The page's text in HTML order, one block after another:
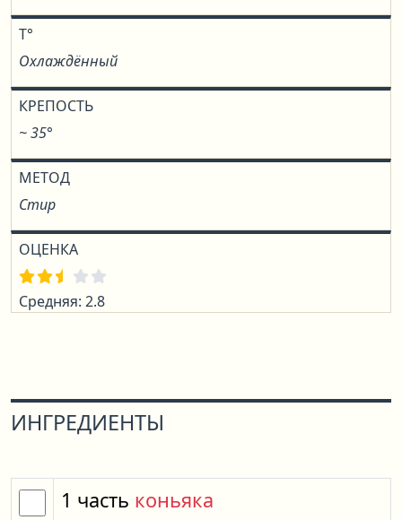
T°
Охлаждённый
КРЕПОСТЬ
~ 35°
МЕТОД
Стир
ОЦЕНКА
Средняя: 2.8
ИНГРЕДИЕНТЫ
1 часть коньяка